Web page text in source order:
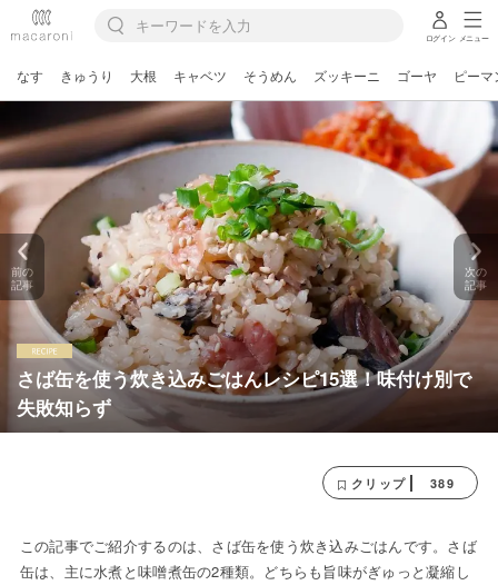
ログイン メニュー
なす きゅうり 大根 キャベツ そうめん ズッキーニ ゴーヤ ピーマ
さば缶を使う炊き込みごはんレシピ15選！味付け別で
失敗知らず
前の
記事
次の
記事
クリップ 389
この記事でご紹介するのは、さば缶を使う炊き込みごはんです。さば
缶は、主に水煮と味噌煮缶の2種類。どちらも旨味がぎゅっと凝縮し